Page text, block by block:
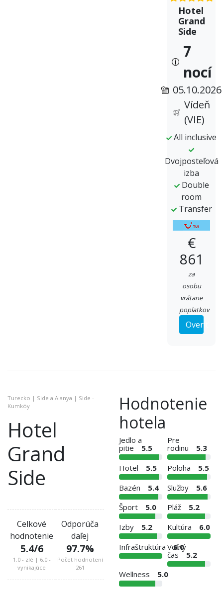
Hotel
Grand
Side
7
nocí
05.10.2026
Vídeň
(VIE)
All inclusive
Dvojposteľová
izba
Double
room
Transfer
€
861
za
osobu
vrátane
poplatkov
Overiť
Turecko | Side a Alanya | Side -
Kumköy
Hotel
Grand
Side
Celkové
hodnotenie
5.4/6
1.0 - zlé | 6.0 -
vynikajúce
Odporúča
daľej
97.7%
Počet hodnotení
261
Hodnotenie
hotela
Jedlo a
pitie
5.5
Pre
rodinu
5.3
Hotel
5.5 Poloha
5.5
Bazén
5.4 Služby
5.6
Šport
5.0 Pláž
5.2
Izby
5.2 Kultúra
6.0
Infraštruktúra
6.0
Voľný
čas
5.2
Wellness
5.0